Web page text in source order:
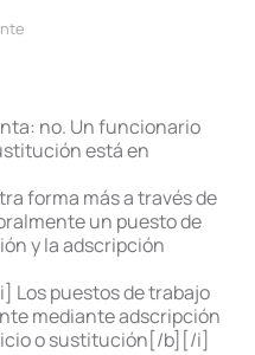
no. Un funcionario
está en
forma más a través de
un puesto de
y la adscripción
Los puestos de trabajo
mediante adscripción
o sustitución[/b][/i]